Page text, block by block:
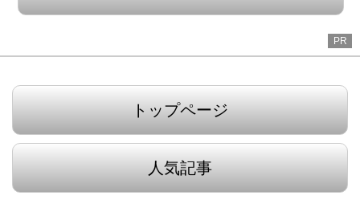
PR
トップページ
人気記事